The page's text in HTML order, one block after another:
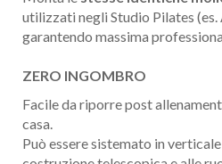
utilizzati negli Studio Pilates
garantendo massima
ZERO INGOMBRO
Facile da riporre post
casa.
Può essere sistemato in